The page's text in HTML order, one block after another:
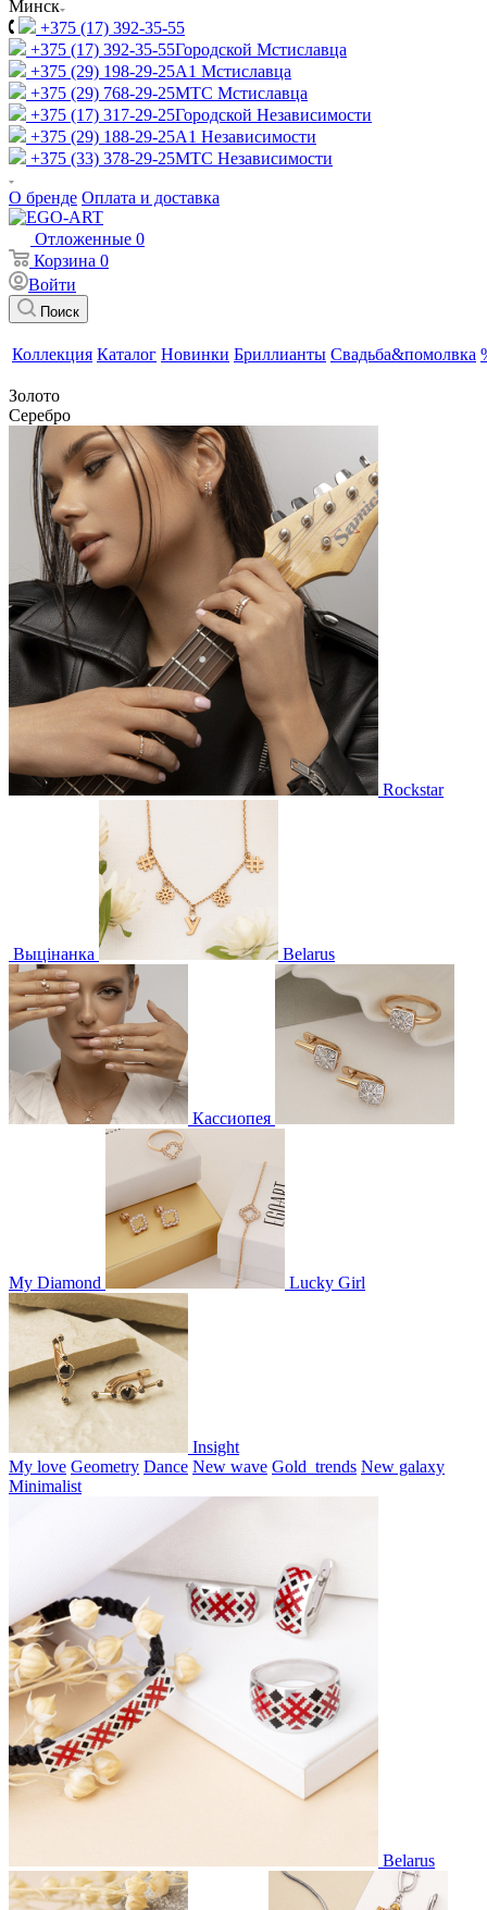
Минск
+375 (17) 392-35-55
+375 (17) 392-35-55Городской Мстиславца
+375 (29) 198-29-25A1 Мстиславца
+375 (29) 768-29-25МТС Мстиславца
+375 (17) 317-29-25Городской Независимости
+375 (29) 188-29-25A1 Независимости
+375 (33) 378-29-25МТС Независимости
О бренде Оплата и доставка
Отложенные 0
Корзина 0
Войти
Поиск
Коллекция Каталог Новинки Бриллианты Свадьба&помолвка
Золото
Серебро
Rockstar
Выцінанка Belarus
Кассиопея
My Diamond Lucky Girl
Insight
My love Geometry Dance New wave Gold_trends New galaxy
Minimalist
Belarus